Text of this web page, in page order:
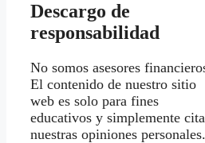
Descargo de
responsabilidad
No somos asesores
El contenido de nuestro sitio
web es solo para fines
educativos y simplemente cita
nuestras opiniones personales.